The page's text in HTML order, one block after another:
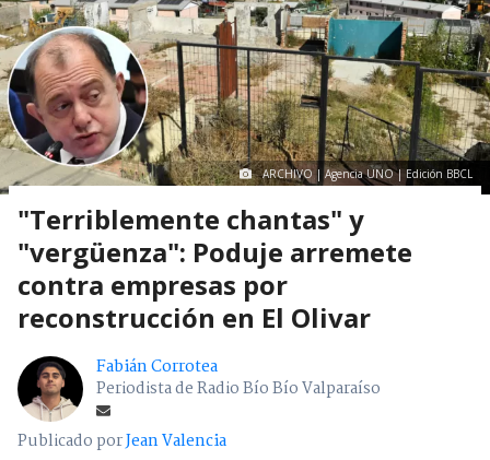
ARCHIVO | Agencia UNO | Edición BBCL
"Terriblemente chantas" y
"vergüenza": Poduje arremete
contra empresas por
reconstrucción en El Olivar
Fabián Corrotea
Periodista de Radio Bío Bío Valparaíso
Publicado porJean Valencia